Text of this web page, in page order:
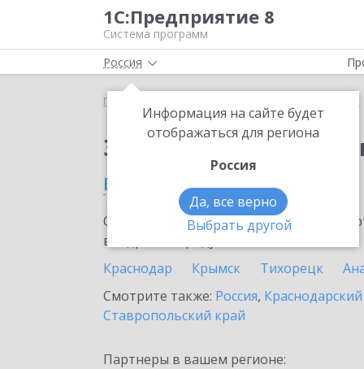
1С:Предприятие 8
Система программ
Россия
Информация на сайте будет
отображаться для региона
Россия
Да, все верно
Выбрать другой
Главная
Заказать
в Лабинске
Ознакомьтесь с информационными
внедрение продукта.
Краснодар
Крымск Тихорецк
Смотрите также: Россия,
Ставропольский край
Партнеры в вашем регионе: